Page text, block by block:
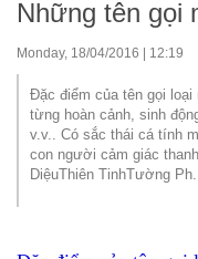
Những tên gọi
Monday, 18/04/2016 | 12:19
Đặc điểm của tên gọi
từng hoàn cảnh, sinh
v.v.. Có sắc thái cá tính
con người cảm giác
DiệuThiên TinhTường